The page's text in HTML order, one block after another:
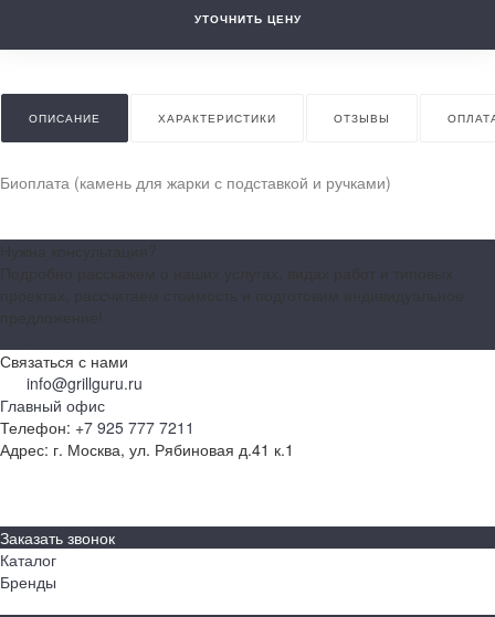
УТОЧНИТЬ ЦЕНУ
ОПИСАНИЕ ХАРАКТЕРИСТИКИ ОТЗЫВЫ
Биоплата (камень для жарки с подставкой и ручками)
Связаться с нами
info@grillguru.ru
Главный офис
Телефон: +7 925 777 7211
Адрес: г. Москва, ул. Рябиновая д.41 к.1
Заказать звонок
Каталог
Бренды